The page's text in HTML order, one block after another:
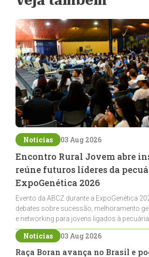
Notícias 03 Aug 2026
Encontro Rural Jovem abre
reúne futuros líderes da
ExpoGenética 2026
Evento da ABCZ durante a ExpoGenética
debates sobre sucessão, melhoramento
e networking para jovens ligados à pecuária
Notícias 03 Aug 2026
Raça Boran avança no Brasil e